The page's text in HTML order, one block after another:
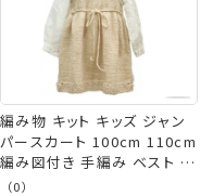
編み物 キット キッズ ジャン
パースカート 100cm 110cm
編み図付き 手編み ベスト ス
カート かぎ針編み 棒針編み
（0）